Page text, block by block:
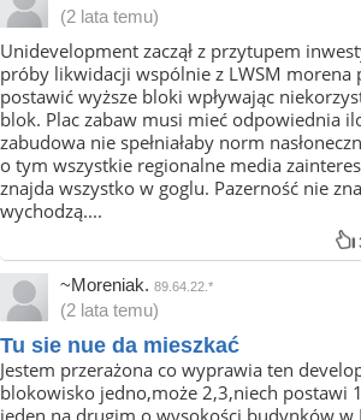
(2 lata temu)
Unidevelopment zaczął z przytupem
próby likwidacji wspólnie z LWSM morena
postawić wyższe bloki wpływając
blok. Plac zabaw musi mieć odpowiednia
zabudowa nie spełniałaby norm
o tym wszystkie regionalne media
znajda wszystko w goglu. Pazerność nie
wychodzą....
~Moreniak. 89.64.22.*
(2 lata temu)
Tu sie nue da mieszkać
Jestem przerażona co wyprawia ten
blokowisko jedno,może 2,3,niech postawi
jeden na drugim o wysokości budynków w